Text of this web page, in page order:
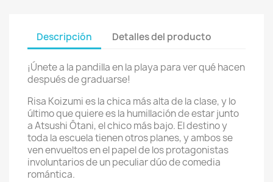
Descripción Detalles del producto
¡Únete a la pandilla en la playa para ver qué hacen
después de graduarse!
Risa Koizumi es la chica más alta de la clase, y lo
último que quiere es la humillación de estar junto
a Atsushi Ôtani, el chico más bajo. El destino y
toda la escuela tienen otros planes, y ambos se
ven envueltos en el papel de los protagonistas
involuntarios de un peculiar dúo de comedia
romántica.